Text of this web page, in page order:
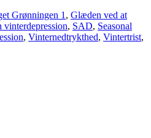
Grønningen 1 , Glæden ved at
vinterdepression, SAD, Seasonal
, Vinternedtrykthed, Vintertrist,